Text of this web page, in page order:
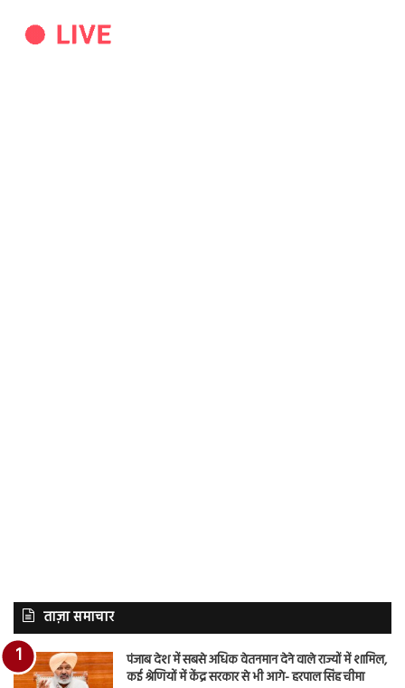
ताज़ा समाचार
पंजाब देश में सबसे अधिक वेतनमान देने वाले राज्यों में शामिल,
कई श्रेणियों में केंद्र सरकार से भी आगे- हरपाल सिंह चीमा